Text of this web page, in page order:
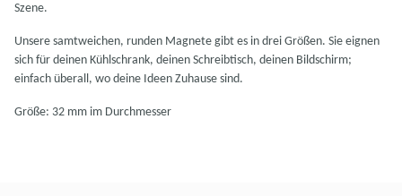
Szene.
Unsere samtweichen, runden Magnete gibt es in drei Größen. Sie eignen
sich für deinen Kühlschrank, deinen Schreibtisch, deinen Bildschirm;
einfach überall, wo deine Ideen Zuhause sind.
Größe: 32 mm im Durchmesser